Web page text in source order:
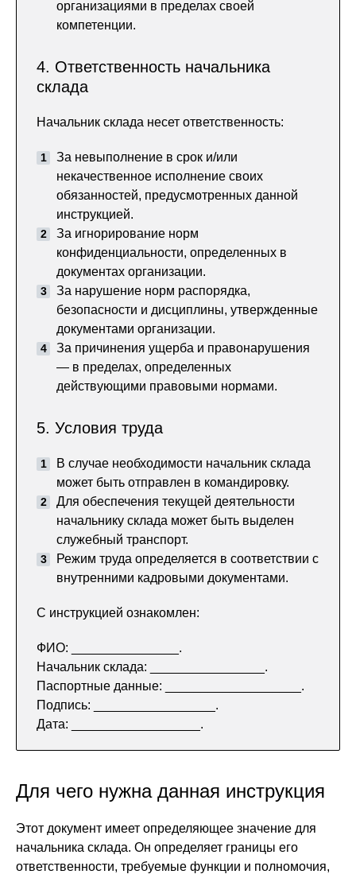
организациями в пределах своей
компетенции.
4. Ответственность начальника
склада
Начальник склада несет ответственность:
За невыполнение в срок и/или
некачественное исполнение своих
обязанностей, предусмотренных данной
инструкцией.
За игнорирование норм
конфиденциальности, определенных в
документах организации.
За нарушение норм распорядка,
безопасности и дисциплины, утвержденные
документами организации.
За причинения ущерба и правонарушения
— в пределах, определенных
действующими правовыми нормами.
5. Условия труда
В случае необходимости начальник склада
может быть отправлен в командировку.
Для обеспечения текущей деятельности
начальнику склада может быть выделен
служебный транспорт.
Режим труда определяется в соответствии с
внутренними кадровыми документами.
С инструкцией ознакомлен:
ФИО: _______________.
Начальник склада: ________________.
Паспортные данные: ___________________.
Подпись: _________________.
Дата: __________________.
Для чего нужна данная инструкция
Этот документ имеет определяющее значение для
начальника склада. Он определяет границы его
ответственности, требуемые функции и полномочия,